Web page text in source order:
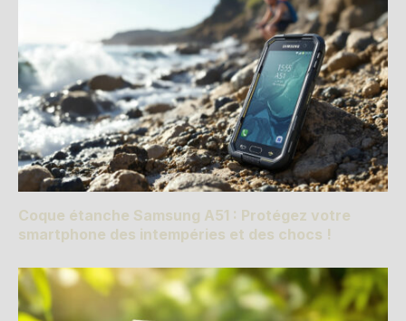
Coque étanche Samsung A51 : Protégez votre
smartphone des intempéries et des chocs !